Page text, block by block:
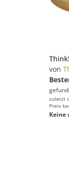
von
zuletzt
Preis
Keine